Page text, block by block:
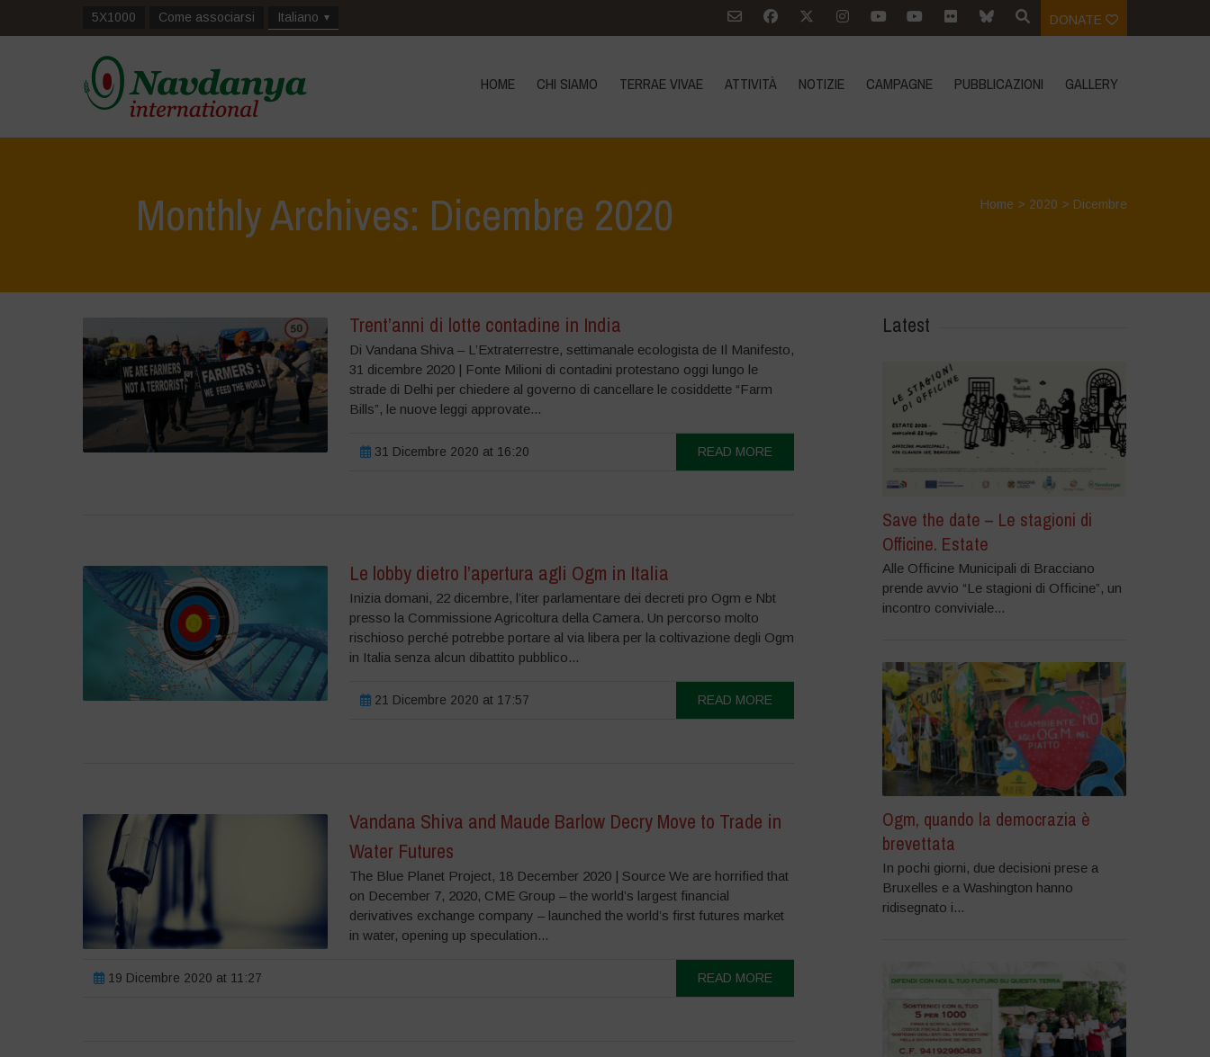
5X1000 Come associarsi Italiano DONATE
HOME CHI SIAMO TERRAE VIVAE ATTIVITÀ NOTIZIE CAMPAGNE PUBBLICAZIONI GALLERY
Monthly Archives: Dicembre 2020 Home > 2020 > Dicembre
Trent’anni di lotte contadine in India
Di Vandana Shiva – L’Extraterrestre, settimanale ecologista de Il Manifesto,
31 dicembre 2020 | Fonte Milioni di contadini protestano oggi lungo le
strade di Delhi per chiedere al governo di cancellare le cosiddette “Farm
Bills”, le nuove leggi approvate...
31 Dicembre 2020 at 16:20 READ MORE
Le lobby dietro l’apertura agli Ogm in Italia
Inizia domani, 22 dicembre, l’iter parlamentare dei decreti pro Ogm e Nbt
presso la Commissione Agricoltura della Camera. Un percorso molto
rischioso perché potrebbe portare al via libera per la coltivazione degli Ogm
in Italia senza alcun dibattito pubblico...
21 Dicembre 2020 at 17:57 READ MORE
Vandana Shiva and Maude Barlow Decry Move to Trade in
Water Futures
The Blue Planet Project, 18 December 2020 | Source We are horrified that
on December 7, 2020, CME Group – the world’s largest financial
derivatives exchange company – launched the world’s first futures market
in water, opening up speculation...
19 Dicembre 2020 at 11:27 READ MORE
Latest
Save the date – Le stagioni di
Officine. Estate
Alle Officine Municipali di Bracciano
prende avvio “Le stagioni di Officine”, un
incontro conviviale...
Ogm, quando la democrazia è
brevettata
In pochi giorni, due decisioni prese a
Bruxelles e a Washington hanno
ridisegnato i...